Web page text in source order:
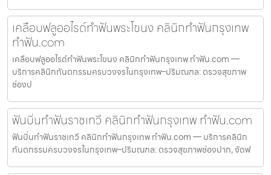
เคลือบฟลูออไรด์ทำฟันพระโขนง คลินิกทำฟันกรุงเทพ
ทำฟัน.com
เคลือบฟลูออไรด์ทำฟันพระโขนง คลินิกทำฟันกรุงเทพ ทำฟัน.com —
บริการคลินิกทันตกรรมครบวงจรในกรุงเทพ–ปริมณฑล: ตรวจสุขภาพ
ช่องป
ฟันบิ่นทำฟันราชเทวี คลินิกทำฟันกรุงเทพ ทำฟัน.com
ฟันบิ่นทำฟันราชเทวี คลินิกทำฟันกรุงเทพ ทำฟัน.com — บริการคลินิก
ทันตกรรมครบวงจรในกรุงเทพ–ปริมณฑล: ตรวจสุขภาพช่องปาก, จัดฟ